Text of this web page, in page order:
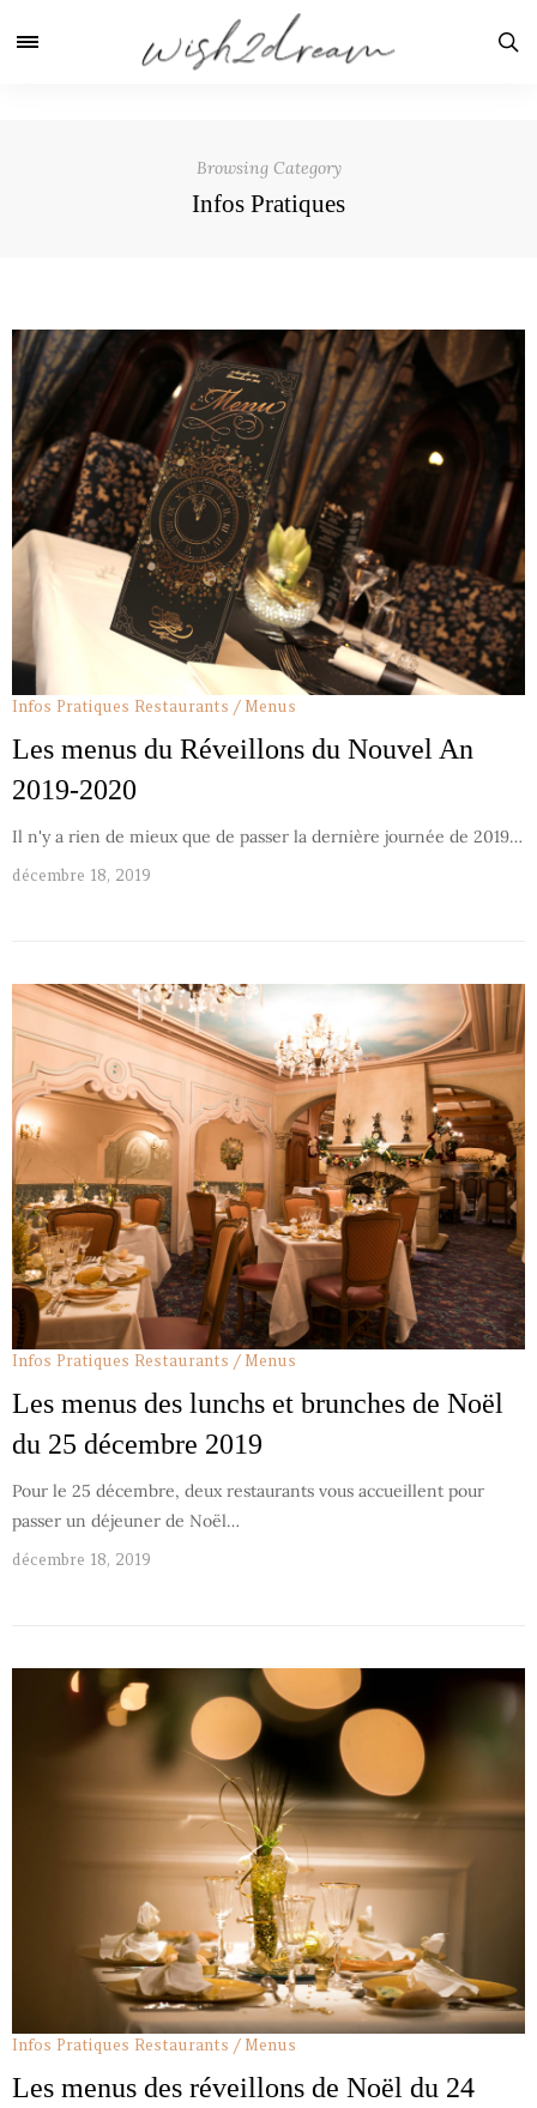
Browsing Category
Infos Pratiques
Infos Pratiques Restaurants / Menus
Les menus du Réveillons du Nouvel An
2019-2020
Il n'y a rien de mieux que de passer la dernière journée de 2019…
décembre 18, 2019
Infos Pratiques Restaurants / Menus
Les menus des lunchs et brunches de Noël
du 25 décembre 2019
Pour le 25 décembre, deux restaurants vous accueillent pour
passer un déjeuner de Noël…
décembre 18, 2019
Infos Pratiques Restaurants / Menus
Les menus des réveillons de Noël du 24